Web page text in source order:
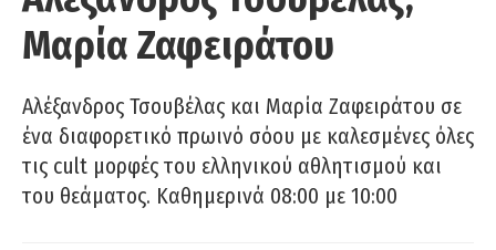
Μαρία Ζαφειράτου
Αλέξανδρος Τσουβέλας και Μαρία Ζαφειράτου σε
ένα διαφορετικό πρωινό σόου με καλεσμένες όλες
τις cult μορφές του ελληνικού αθλητισμού και
του θεάματος. Καθημερινά 08:00 με 10:00